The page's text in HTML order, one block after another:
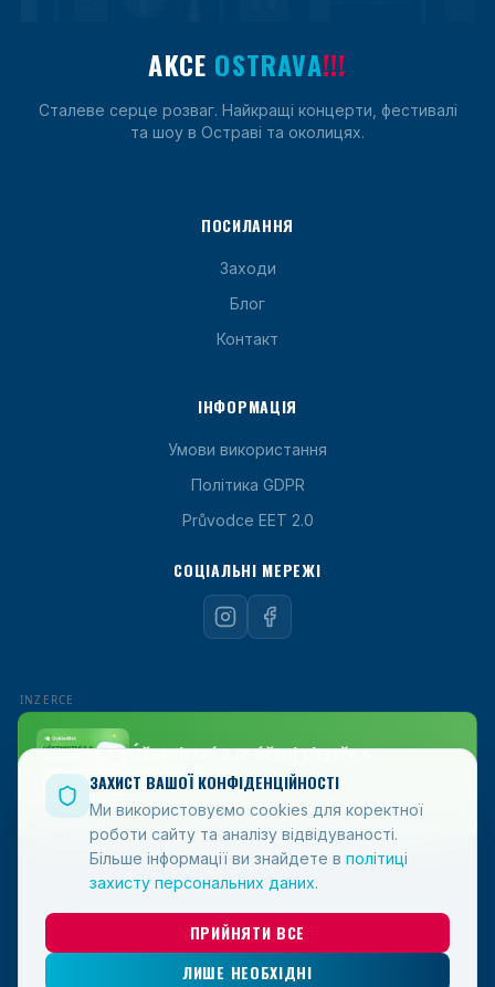
AKCE OSTRAVA!!!
Сталеве серце розваг. Найкращі концерти, фестивалі
та шоу в Остраві та околицях.
ПОСИЛАННЯ
Заходи
Блог
Контакт
ІНФОРМАЦІЯ
Умови використання
Політика GDPR
Průvodce EET 2.0
СОЦІАЛЬНІ МЕРЕЖІ
ЗАХИСТ ВАШОЇ КОНФІДЕНЦІЙНОСТІ
Ми використовуємо cookies для коректної
роботи сайту та аналізу відвідуваності.
Більше інформації ви знайдете в політиці
захисту персональних даних.
ПРИЙНЯТИ ВСЕ
ЛИШЕ НЕОБХІДНІ